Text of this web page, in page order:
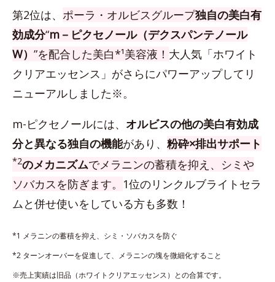
第2位は、 ポーラ・オルビスグループ独自の美白有
効成分“m－ピクセノール（デクスパンテノール
W） ”を配合した美白*¹美容液！ 大人気「ホワイト
クリアエッセンス」がさらにパワーアップしてリ
ニューアルしました※。
m-ピクセノールには、 オルビスの他の美白有効成
分と異なる独自の機能があり、 粉砕×排出サポート
*2のメカニズムでメラニンの蓄積を抑え、シミや
ソバカスを防ぎます。 1位のリンクルブライトセラ
ムと併せ使いをしている方も多数！
*1 メラニンの蓄積を抑え、シミ・ソバカスを防ぐ
*2 ターンオーバーを促進して、メラニンの塊を微細化すること
※売上実績は旧品（ホワイトクリアエッセンス）との合算です。